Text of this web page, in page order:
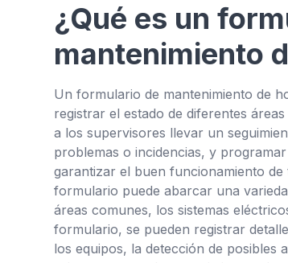
¿Qué es un
mantenimiento
Un formulario de mantenimiento de
registrar el estado de diferentes
a los supervisores llevar un
problemas o incidencias, y
garantizar el buen funcionamiento
formulario puede abarcar una
áreas comunes, los sistemas
formulario, se pueden registrar
los equipos, la detección de